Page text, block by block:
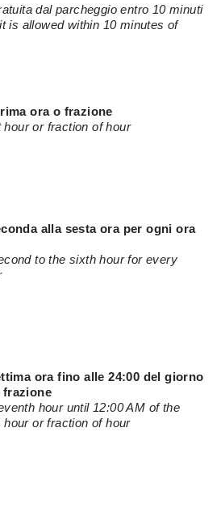
dal parcheggio entro 10 minuti
is allowed within 10 minutes of
ora o frazione
or fraction of hour
alla sesta ora per ogni ora
to the sixth hour for every
ora fino alle 24:00 del giorno
frazione
hour until 12:00 AM of the
or fraction of hour